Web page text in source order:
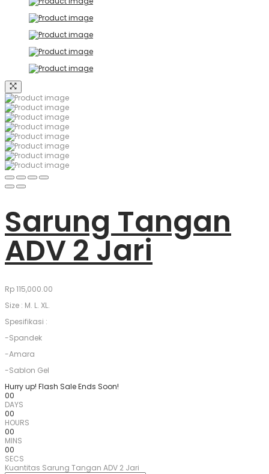
Sarung Tangan
ADV 2 Jari
Rp115,000.00
Size : M. L. XL.
Spesifikasi :
-Spandek
-Amara
-Sablon Gel
Hurry up! Flash Sale Ends Soon!
00
DAYS
00
HOURS
00
MINS
00
SECS
Kuantitas Sarung Tangan ADV 2 Jari